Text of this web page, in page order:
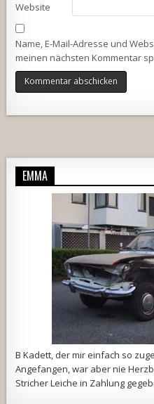
Website
Name, E-Mail-Adresse und
meinen nächsten Kommentar
EMMA
B Kadett, der mir einfach so
Angefangen, war aber nie
Stricher Leiche in Zahlung